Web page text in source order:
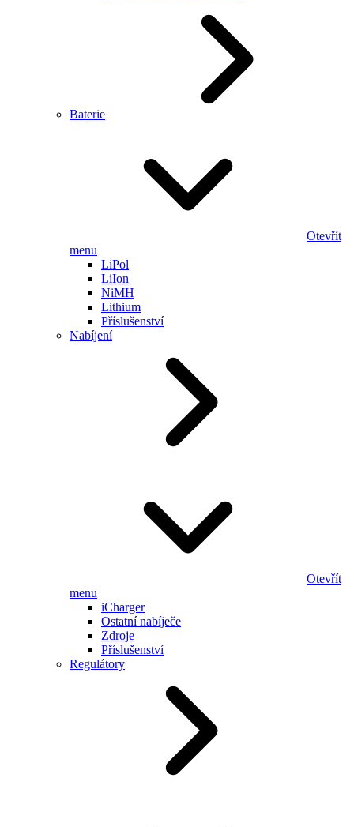
Baterie
Otevřít
menu
LiPol
LiIon
NiMH
Lithium
Příslušenství
Nabíjení
Otevřít
menu
iCharger
Ostatní nabíječe
Zdroje
Příslušenství
Regulátory